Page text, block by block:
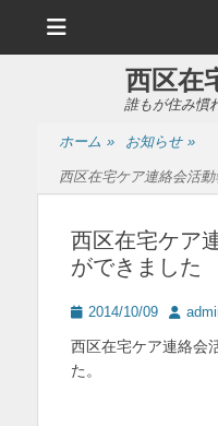
ュ
西区在
誰もが住み慣
ホーム » お知らせ »
西区在宅ケア連絡会活
西区在宅ケア
ができました
投
日
2014/10/09
投
者
西区在宅ケア連絡会
た。